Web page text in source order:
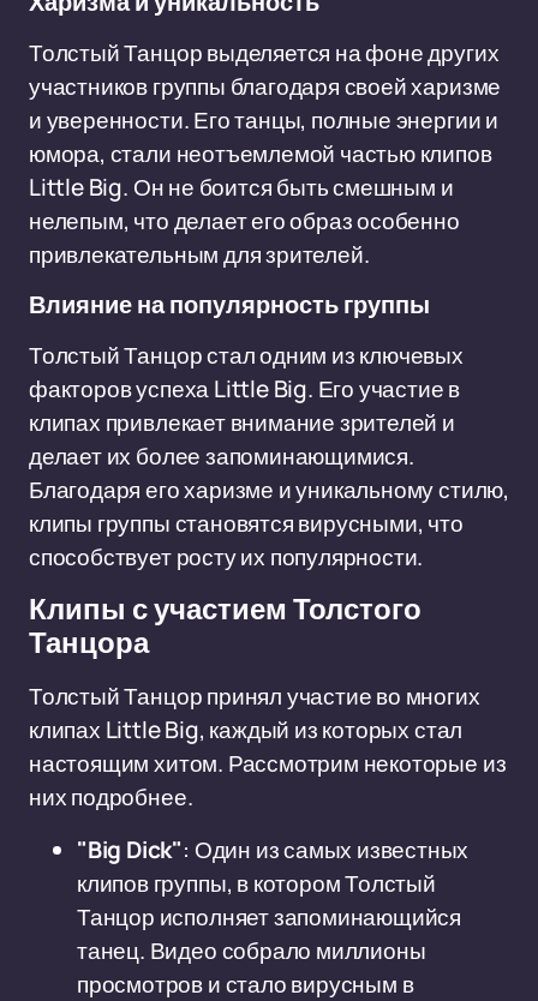
Толстый Танцор выделяется на фоне других
участников группы благодаря своей харизме
и уверенности. Его танцы, полные энергии и
юмора, стали неотъемлемой частью клипов
Little Big. Он не боится быть смешным и
нелепым, что делает его образ особенно
привлекательным для зрителей.
Влияние на популярность группы
Толстый Танцор стал одним из ключевых
факторов успеха Little Big. Его участие в
клипах привлекает внимание зрителей и
делает их более запоминающимися.
Благодаря его харизме и уникальному стилю,
клипы группы становятся вирусными, что
способствует росту их популярности.
Клипы с участием Толстого
Танцора
Толстый Танцор принял участие во многих
клипах Little Big, каждый из которых стал
настоящим хитом. Рассмотрим некоторые из
них подробнее.
"Big Dick": Один из самых известных
клипов группы, в котором Толстый
Танцор исполняет запоминающийся
танец. Видео собрало миллионы
просмотров и стало вирусным в